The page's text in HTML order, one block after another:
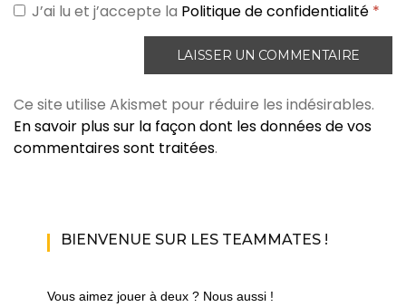
J’ai lu et j’accepte la Politique de confidentialité *
Ce site utilise Akismet pour réduire les indésirables.
En savoir plus sur la façon dont les données de vos
commentaires sont traitées.
BIENVENUE SUR LES TEAMMATES !
Vous aimez jouer à deux ? Nous aussi !